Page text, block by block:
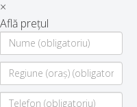
×
Află prețul